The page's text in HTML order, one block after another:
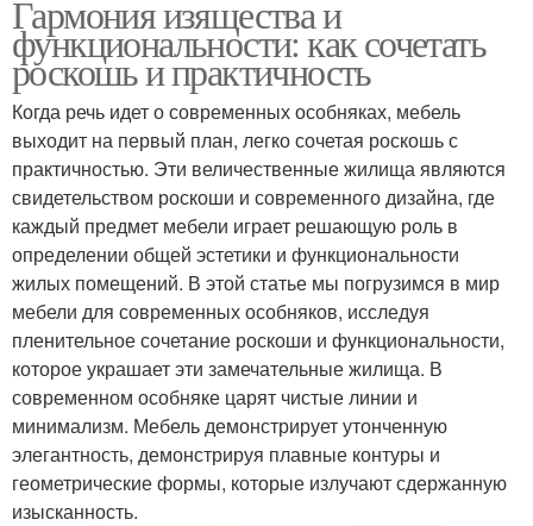
Гармония изящества и
функциональности: как сочетать
роскошь и практичность
Когда речь идет о современных особняках, мебель
выходит на первый план, легко сочетая роскошь с
практичностью. Эти величественные жилища являются
свидетельством роскоши и современного дизайна, где
каждый предмет мебели играет решающую роль в
определении общей эстетики и функциональности
жилых помещений. В этой статье мы погрузимся в мир
мебели для современных особняков, исследуя
пленительное сочетание роскоши и функциональности,
которое украшает эти замечательные жилища. В
современном особняке царят чистые линии и
минимализм. Мебель демонстрирует утонченную
элегантность, демонстрируя плавные контуры и
геометрические формы, которые излучают сдержанную
изысканность.